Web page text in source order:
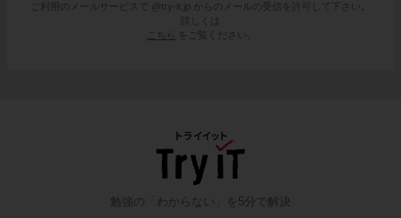
ご利用のメールサービスで @try-it.jp からのメールの受信を許可して下さい。
詳しくは
こちら
をご覧ください。
勉強の「わからない」を5分で解決